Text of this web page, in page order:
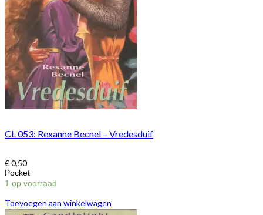
CL 053: Rexanne Becnel – Vredesduif
Pocket
€0,50
1 op voorraad
Toevoegen aan winkelwagen